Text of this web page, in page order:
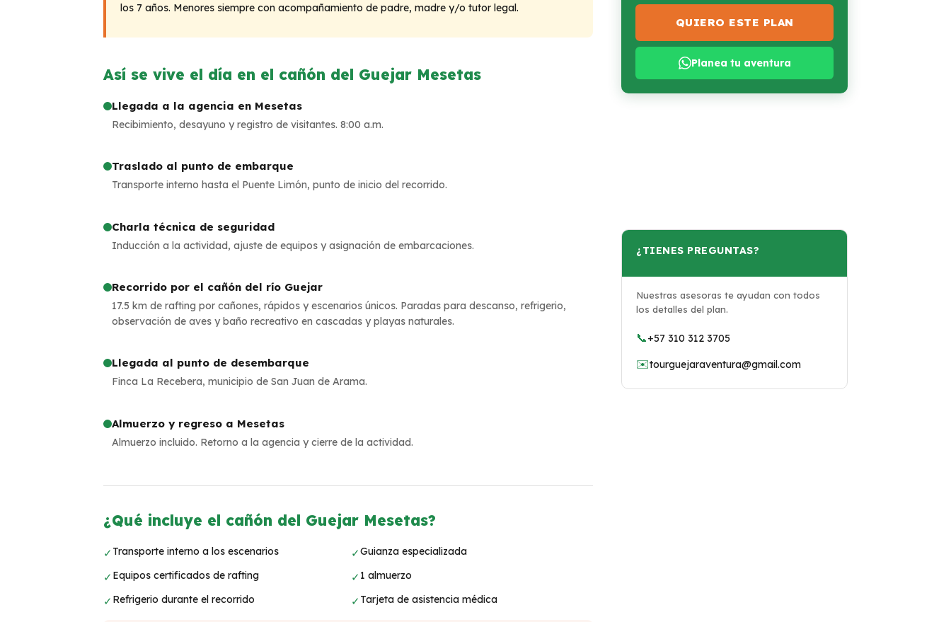
los 7 años. Menores siempre con acompañamiento de padre, madre y/o tutor legal.
Así se vive el día en el cañón del Guejar Mesetas
Llegada a la agencia en Mesetas
Recibimiento, desayuno y registro de visitantes. 8:00 a.m.
Traslado al punto de embarque
Transporte interno hasta el Puente Limón, punto de inicio del recorrido.
Charla técnica de seguridad
Inducción a la actividad, ajuste de equipos y asignación de embarcaciones.
Recorrido por el cañón del río Guejar
17.5 km de rafting por cañones, rápidos y escenarios únicos. Paradas para descanso, refrigerio,
observación de aves y baño recreativo en cascadas y playas naturales.
Llegada al punto de desembarque
Finca La Recebera, municipio de San Juan de Arama.
Almuerzo y regreso a Mesetas
Almuerzo incluido. Retorno a la agencia y cierre de la actividad.
¿Qué incluye el cañón del Guejar Mesetas?
✓ Transporte interno a los escenarios ✓Guianza especializada
✓ Equipos certificados de rafting ✓ 1 almuerzo
✓ Refrigerio durante el recorrido ✓ Tarjeta de asistencia médica
QUIERO ESTE PLAN
Planea tu aventura
¿TIENES PREGUNTAS?
Nuestras asesoras te ayudan con todos
los detalles del plan.
📞+57 310 312 3705
✉️tourguejaraventura@gmail.com